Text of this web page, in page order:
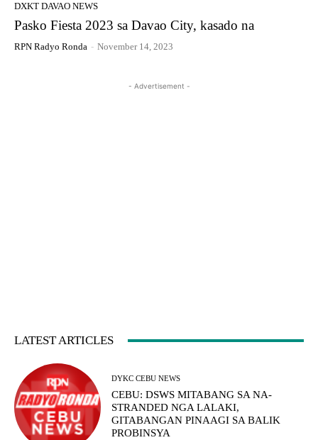
DXKT DAVAO NEWS
Pasko Fiesta 2023 sa Davao City, kasado na
RPN Radyo Ronda - November 14, 2023
- Advertisement -
LATEST ARTICLES
DYKC CEBU NEWS
CEBU: DSWS MITABANG SA NA-
STRANDED NGA LALAKI,
GITABANGAN PINAAGI SA BALIK
PROBINSYA